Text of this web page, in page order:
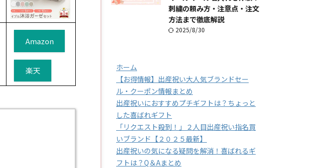
Amazon
楽天
刺繍の頼み方・注意点・注文
方法まで徹底解説
2025/8/30
ホーム
【お得情報】出産祝い大人気ブランドセー
ル・クーポン情報まとめ
出産祝いにおすすめプチギフトは？ちょっと
した喜ばれギフト
「リクエスト殺到！」２人目出産祝い指名買
いブランド【２０２５最新】
出産祝いの気になる疑問を解消！喜ばれるギ
フトは？Q＆Aまとめ